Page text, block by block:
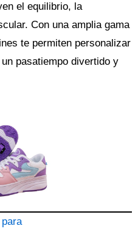
el equilibrio, la
Con una amplia gama
te permiten personalizar
pasatiempo divertido y